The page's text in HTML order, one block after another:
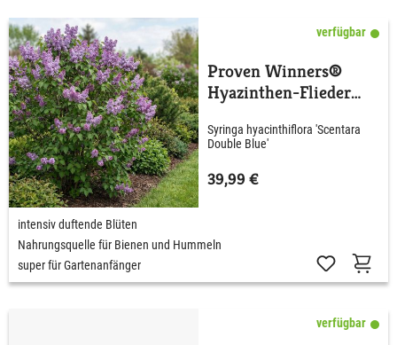
verfügbar
Proven Winners®
Hyazinthen-Flieder
Blue'
Syringa hyacinthiflora 'Scentara
Double Blue'
39,99 €
intensiv duftende Blüten
Nahrungsquelle für Bienen und Hummeln
super für Gartenanfänger
verfügbar